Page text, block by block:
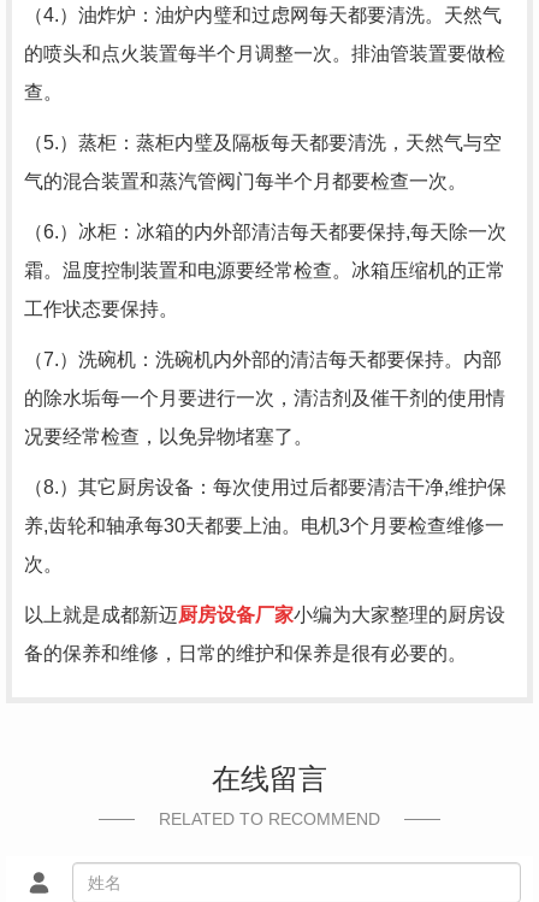
（4.）油炸炉：油炉内璧和过虑网每天都要清洗。天然气
的喷头和点火装置每半个月调整一次。排油管装置要做检
查。
（5.）蒸柜：蒸柜内璧及隔板每天都要清洗，天然气与空
气的混合装置和蒸汽管阀门每半个月都要检查一次。
（6.）冰柜：冰箱的内外部清洁每天都要保持,每天除一次
霜。温度控制装置和电源要经常检查。冰箱压缩机的正常
工作状态要保持。
（7.）洗碗机：洗碗机内外部的清洁每天都要保持。内部
的除水垢每一个月要进行一次，清洁剂及催干剂的使用情
况要经常检查，以免异物堵塞了。
（8.）其它厨房设备：每次使用过后都要清洁干净,维护保
养,齿轮和轴承每30天都要上油。电机3个月要检查维修一
次。
以上就是成都新迈厨房设备厂家小编为大家整理的厨房设
备的保养和维修，日常的维护和保养是很有必要的。
在线留言
RELATED TO RECOMMEND